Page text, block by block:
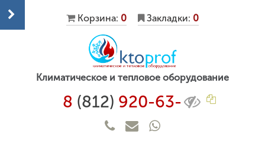
Корзина: 0 Закладки: 0
Климатическое и тепловое оборудование
8 (812) 920-63-